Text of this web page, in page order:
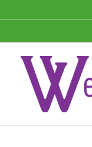
to